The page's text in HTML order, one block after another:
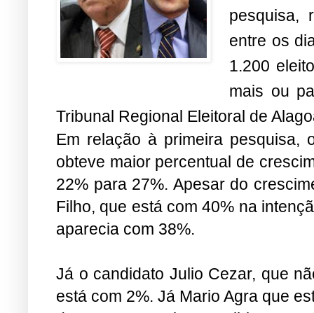
pesquisa,
entre os
1.200
mais ou
Tribunal Regional Eleitoral de
Em relação à primeira pesquisa,
obteve maior percentual de
22% para 27%. Apesar do
Filho, que está com 40% na
aparecia com 38%.
Já o candidato Julio Cezar, que
está com 2%. Já Mario Agra que